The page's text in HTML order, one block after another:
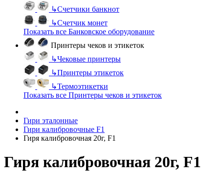
↳Счетчики банкнот
↳Счетчик монет
Показать все Банковское оборудование
Принтеры чеков и этикеток
↳Чековые принтеры
↳Принтеры этикеток
↳Термоэтикетки
Показать все Принтеры чеков и этикеток
Гири эталонные
Гири калибровочные F1
Гиря калибровочная 20г, F1
Гиря калибровочная 20г, F1